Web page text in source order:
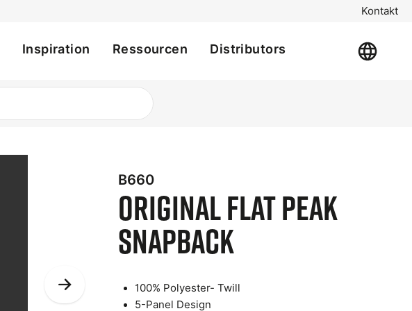
Kontakt
Inspiration Ressourcen Distributors
B660
Original Flat Peak
Snapback
100% Polyester- Twill
5-Panel Design